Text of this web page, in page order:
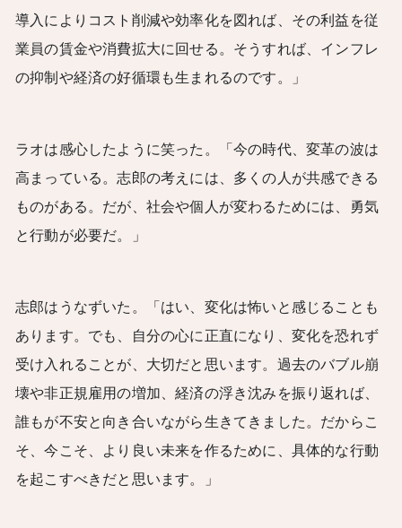
導入によりコスト削減や効率化を図れば、その利益を従
業員の賃金や消費拡大に回せる。そうすれば、インフレ
の抑制や経済の好循環も生まれるのです。」
ラオは感心したように笑った。「今の時代、変革の波は
高まっている。志郎の考えには、多くの人が共感できる
ものがある。だが、社会や個人が変わるためには、勇気
と行動が必要だ。」
志郎はうなずいた。「はい、変化は怖いと感じることも
あります。でも、自分の心に正直になり、変化を恐れず
受け入れることが、大切だと思います。過去のバブル崩
壊や非正規雇用の増加、経済の浮き沈みを振り返れば、
誰もが不安と向き合いながら生きてきました。だからこ
そ、今こそ、より良い未来を作るために、具体的な行動
を起こすべきだと思います。」